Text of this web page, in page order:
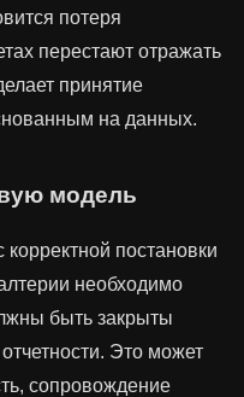
потеря
перестают отражать
принятие
на данных.
модель
постановки
необходимо
быть закрыты
Это может
сопровождение